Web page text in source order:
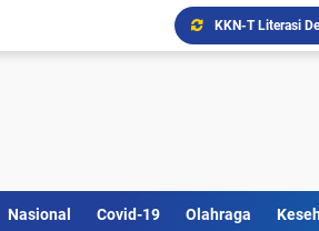
Ada Bank
Sekolah Lansia
Nasional Covid-19 Olahraga